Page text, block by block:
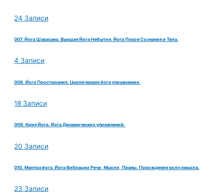
24 Записи
007. Йога Шавасана. Высшая Йога Небытия. Йога Покоя Сознания и Тела.
4 Записи
008. Йога Простирания. Циклические йога упражнения.
18 Записи
009. Крия Йога. Йога Динамических упражнений.
20 Записи
010. Мантра йога. Йога Вибрации Речи, Мысли, Праны. Порождение волн смысла.
23 Записи